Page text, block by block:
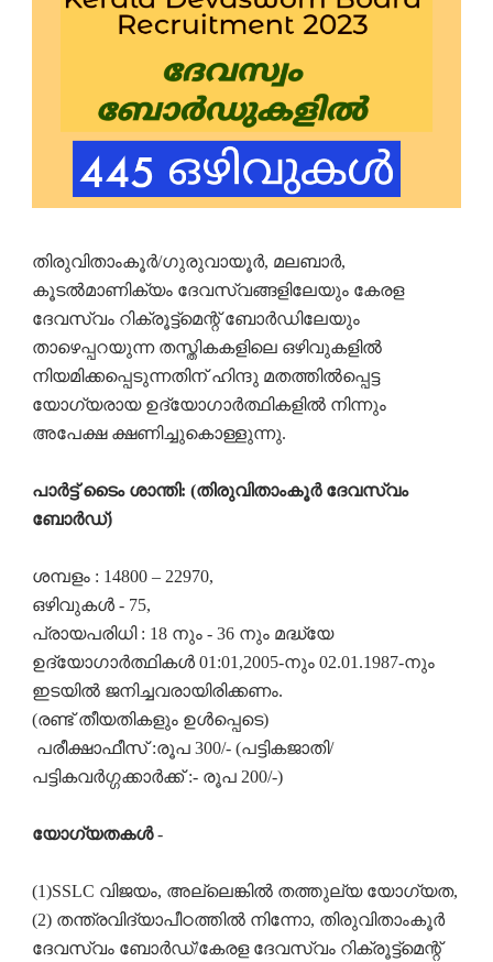
തിരുവിതാംകൂർ/ഗുരുവായൂർ, മലബാർ,
കൂടൽമാണിക്യം ദേവസ്വങ്ങളിലേയും കേരള
ദേവസ്വം റിക്രൂട്ട്മെന്റ് ബോർഡിലേയും
താഴെപ്പറയുന്ന തസ്തികകളിലെ ഒഴിവുകളിൽ
നിയമിക്കപ്പെടുന്നതിന് ഹിന്ദു മതത്തിൽപ്പെട്ട
യോഗ്യരായ ഉദ്യോഗാർത്ഥികളിൽ നിന്നും
അപേക്ഷ ക്ഷണിച്ചുകൊള്ളുന്നു.
പാർട്ട് ടൈം ശാന്തി: (തിരുവിതാംകൂർ ദേവസ്വം
ബോർഡ്)
ശമ്പളം : 14800 – 22970,
ഒഴിവുകൾ - 75,
പ്രായപരിധി : 18 നും - 36 നും മദ്ധ്യേ
ഉദ്യോഗാർത്ഥികൾ 01:01,2005-നും 02.01.1987-നും
ഇടയിൽ ജനിച്ചവരായിരിക്കണം.
(രണ്ട് തീയതികളും ഉൾപ്പെടെ)
പരീക്ഷാഫീസ് :രൂപ 300/- (പട്ടികജാതി/
പട്ടികവർഗ്ഗക്കാർക്ക് :- രൂപ 200/-)
യോഗ്യതകൾ-
(1)SSLC വിജയം, അല്ലെങ്കിൽ തത്തുല്യ യോഗ്യത,
(2) തന്ത്രവിദ്യാപീഠത്തിൽ നിന്നോ, തിരുവിതാംകൂർ
ദേവസ്വം ബോർഡ്/കേരള ദേവസ്വം റിക്രൂട്ട്മെന്റ്